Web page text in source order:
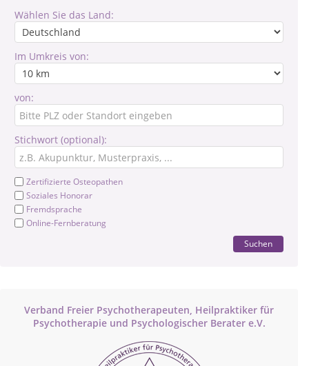
Wählen Sie das Land:
Im Umkreis von:
von:
Stichwort (optional):
Zertifizierte Osteopathen
Soziales Honorar
Fremdsprache
Online-Fernberatung
Suchen
Verband Freier Psychotherapeuten, Heilpraktiker für
Psychotherapie und Psychologischer Berater e.V.